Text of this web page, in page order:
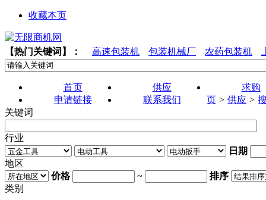
收藏本页
【热门关键词】： 高速包装机 包装机械厂 农药包装机
首页 供应
求购
申请链接
联系我们 页 > 供应 >
关键词
行业
日期
地区
价格
~
排序
类别